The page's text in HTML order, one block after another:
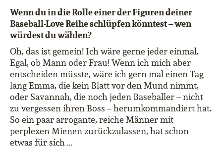
Wenn du in die Rolle einer der Figuren deiner
Baseball-Love Reihe schlüpfen könntest – wen
würdest du wählen?
Oh, das ist gemein! Ich wäre gerne jeder einmal.
Egal, ob Mann oder Frau! Wenn ich mich aber
entscheiden müsste, wäre ich gern mal einen Tag
lang Emma, die kein Blatt vor den Mund nimmt,
oder Savannah, die noch jeden Baseballer – nicht
zu vergessen ihren Boss – herumkommandiert hat.
So ein paar arrogante, reiche Männer mit
perplexen Mienen zurückzulassen, hat schon
etwas für sich …